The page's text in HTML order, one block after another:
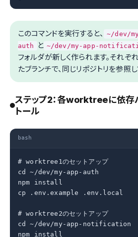
このコマンドを実行すると、
~/dev/
auth
と ~/dev/my-app-
フォルダが新しく作られます。それぞ
たブランチで、同じリポジトリを参照し
ステップ2：各worktreeに依存
トール
bash
# worktree1のセットアップ
cd ~/dev/my-app-auth
npm install
cp .env.example .env.local
# worktree2のセットアップ
cd ~/dev/my-app-notification
npm install